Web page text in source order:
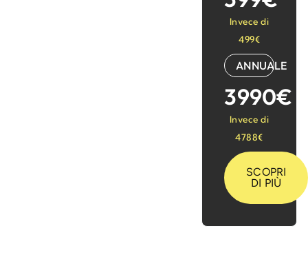
Invece di
499€
ANNUALE
3990€
Invece di
4788€
SCOPRI
DI PIÙ